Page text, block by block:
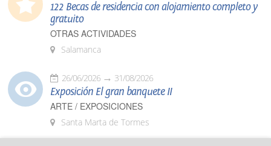
122 Becas de residencia con alojamiento completo y
gratuito
OTRAS ACTIVIDADES
Salamanca
26/06/2026 31/08/2026
Exposición El gran banquete II
ARTE / EXPOSICIONES
Santa Marta de Tormes